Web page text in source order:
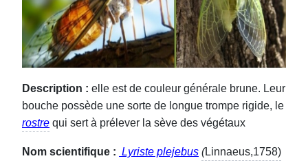
Description : elle est de couleur générale brune. Leur
bouche possède une sorte de longue trompe rigide, le
rostre qui sert à prélever la sève des végétaux
Nom scientifique : Lyriste plejebus (Linnaeus,1758)